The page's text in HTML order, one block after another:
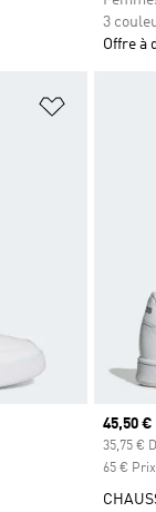
3
Offre à
Prix
45,50 €
35,75 €
65 €